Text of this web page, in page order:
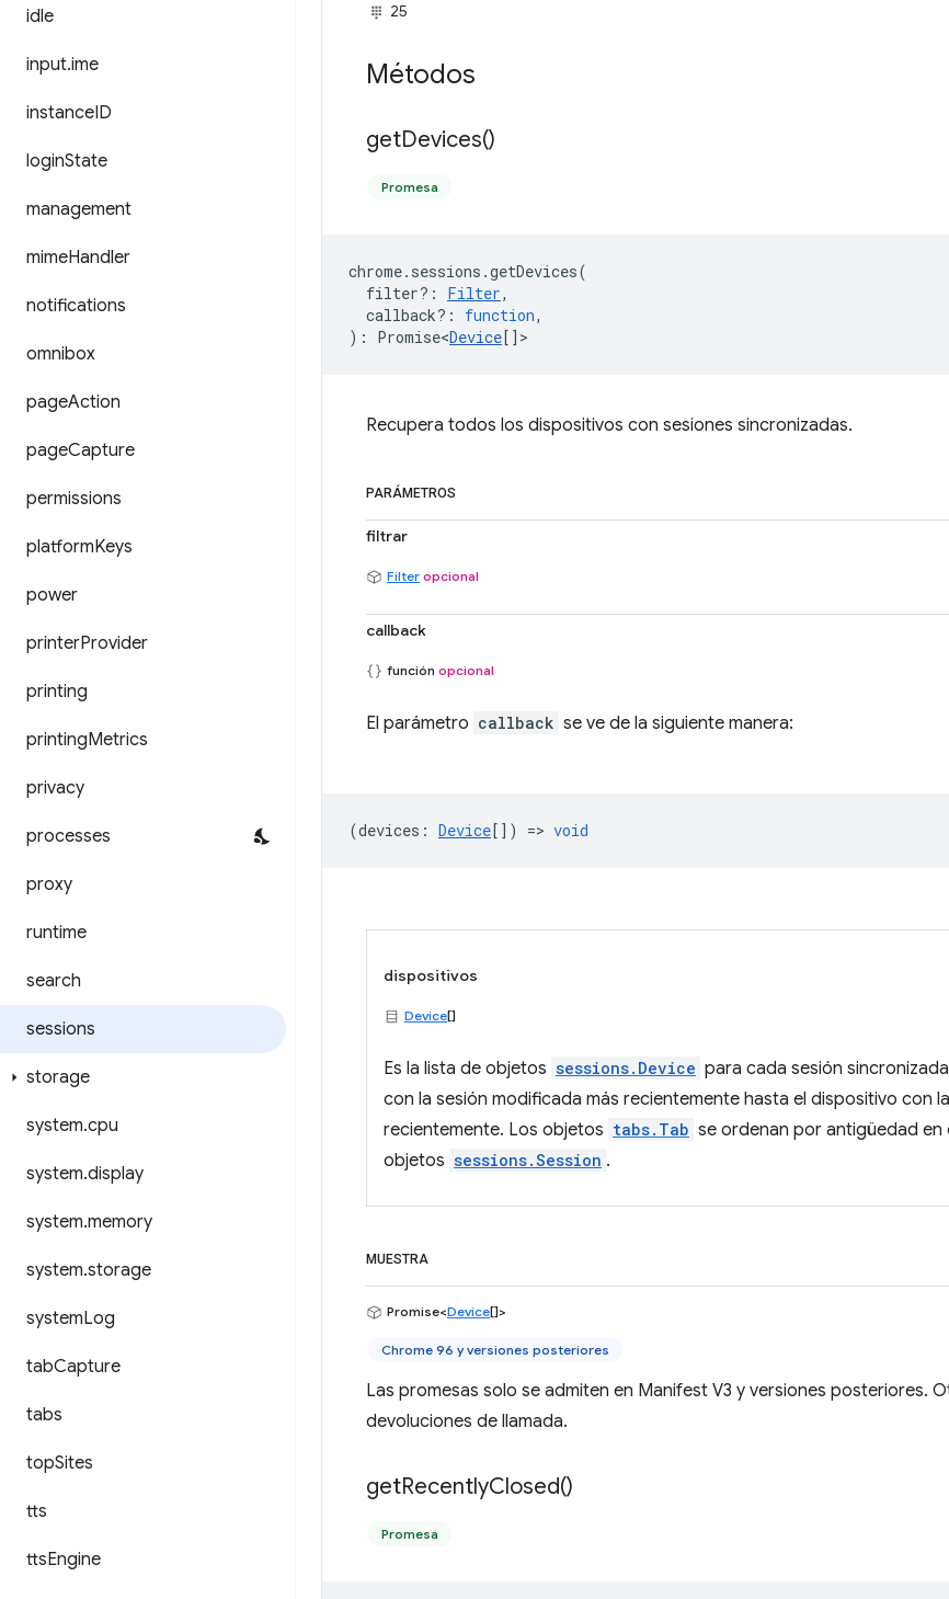
idle
input.ime
instanceID
loginState
management
mimeHandler
notifications
omnibox
pageAction
pageCapture
permissions
platformKeys
power
printerProvider
printing
printingMetrics
privacy
processes
proxy
runtime
search
sessions
storage
system.cpu
system.display
system.memory
system.storage
systemLog
tabCapture
tabs
topSites
tts
ttsEngine
25
Métodos
getDevices()
Promesa
chrome. sessions .getDevices(
filter? : Filter,
callback? : function,
) : Promise<Device[] >
Recupera todos los dispositivos con sesiones sincronizadas.
PARÁMETROS
filtrar
Filter opcional
callback
función opcional
El parámetro callback se ve de la siguiente manera:
(devices : Device[]) => void
dispositivos
Device[]
Es la lista de objetos sessions.Device para cada sesión
con la sesión modificada más recientemente hasta el dispositivo con
recientemente. Los objetos tabs.Tab se ordenan por antigüedad en
objetos sessions.Session .
MUESTRA
Promise<Device[]>
Chrome 96 y versiones posteriores
Las promesas solo se admiten en Manifest V3 y versiones posteriores.
devoluciones de llamada.
getRecentlyClosed()
Promesa